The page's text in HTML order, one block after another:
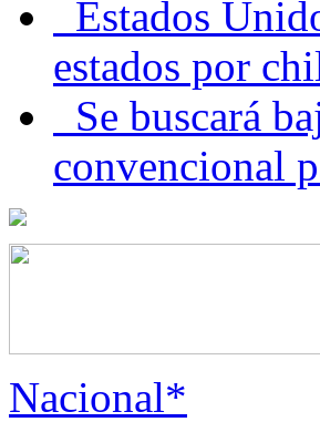
Estados
estados por
Se buscará
convencional
Nacional*